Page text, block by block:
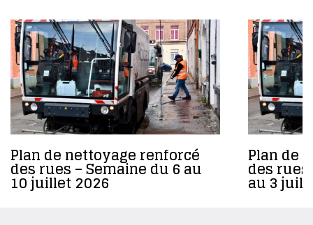
Plan de nettoyage renforcé
des rues – Semaine du 6 au
10 juillet 2026
Plan de
des
au 3